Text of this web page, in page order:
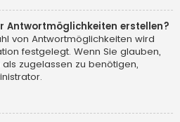
Antwortmöglichkeiten erstellen?
von Antwortmöglichkeiten wird
festgelegt. Wenn Sie glauben,
zugelassen zu benötigen,